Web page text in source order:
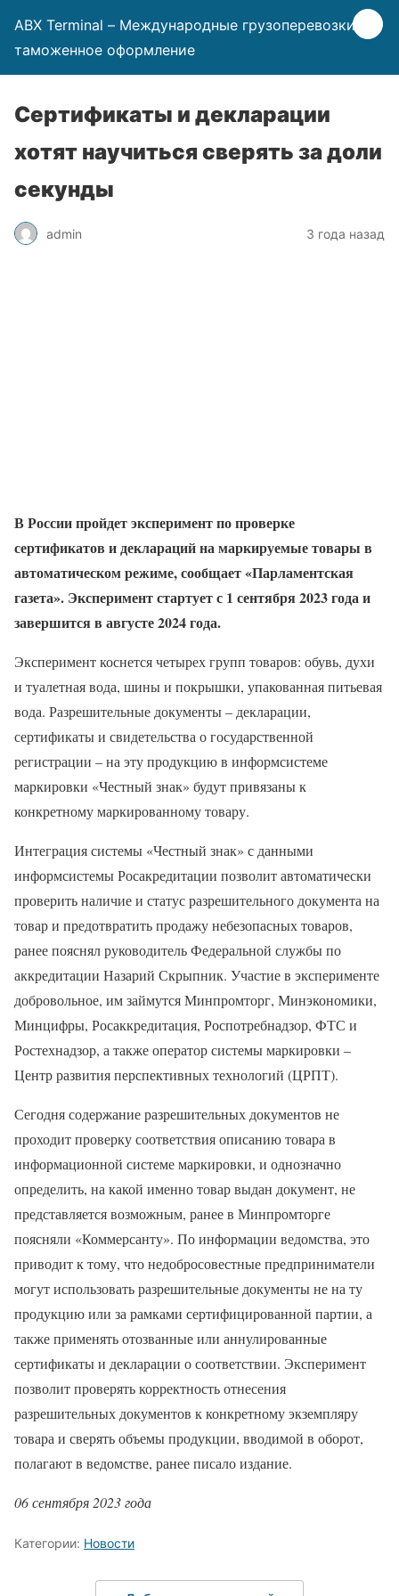
ABX Terminal – Международные грузоперевозки и
таможенное оформление
Сертификаты и декларации
хотят научиться сверять за доли
секунды
admin 3 года назад
В России пройдет эксперимент по проверке
сертификатов и деклараций на маркируемые товары в
автоматическом режиме, сообщает «Парламентская
газета». Эксперимент стартует с 1 сентября 2023 года и
завершится в августе 2024 года.
Эксперимент коснется четырех групп товаров: обувь, духи
и туалетная вода, шины и покрышки, упакованная питьевая
вода. Разрешительные документы – декларации,
сертификаты и свидетельства о государственной
регистрации – на эту продукцию в информсистеме
маркировки «Честный знак» будут привязаны к
конкретному маркированному товару.
Интеграция системы «Честный знак» с данными
информсистемы Росакредитации позволит автоматически
проверить наличие и статус разрешительного документа на
товар и предотвратить продажу небезопасных товаров,
ранее пояснял руководитель Федеральной службы по
аккредитации Назарий Скрыпник. Участие в эксперименте
добровольное, им займутся Минпромторг, Минэкономики,
Минцифры, Росаккредитация, Роспотребнадзор, ФТС и
Ростехнадзор, а также оператор системы маркировки –
Центр развития перспективных технологий (ЦРПТ).
Сегодня содержание разрешительных документов не
проходит проверку соответствия описанию товара в
информационной системе маркировки, и однозначно
определить, на какой именно товар выдан документ, не
представляется возможным, ранее в Минпромторге
поясняли «Коммерсанту». По информации ведомства, это
приводит к тому, что недобросовестные предприниматели
могут использовать разрешительные документы не на ту
продукцию или за рамками сертифицированной партии, а
также применять отозванные или аннулированные
сертификаты и декларации о соответствии. Эксперимент
позволит проверять корректность отнесения
разрешительных документов к конкретному экземпляру
товара и сверять объемы продукции, вводимой в оборот,
полагают в ведомстве, ранее писало издание.
06 сентября 2023 года
Категории: Новости